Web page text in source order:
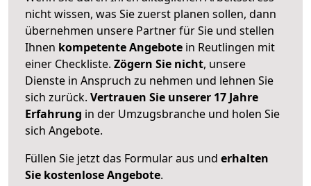
nicht wissen, was Sie zuerst planen sollen, dann
übernehmen unsere Partner für Sie und stellen
Ihnen kompetente Angebote in Reutlingen mit
einer Checkliste. Zögern Sie nicht, unsere
Dienste in Anspruch zu nehmen und lehnen Sie
sich zurück. Vertrauen Sie unserer 17 Jahre
Erfahrung in der Umzugsbranche und holen Sie
sich Angebote.
Füllen Sie jetzt das Formular aus und erhalten
Sie kostenlose Angebote.